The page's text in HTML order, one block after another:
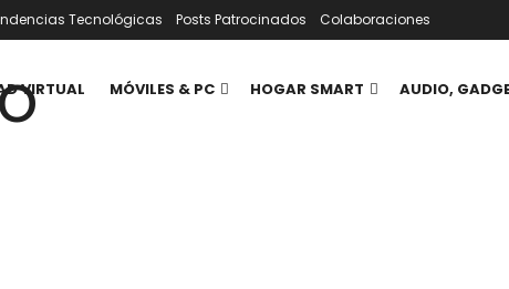
Tecnológicas Posts Patrocinados Colaboraciones
VIRTUAL MÓVILES & PC HOGAR SMART AUDIO,